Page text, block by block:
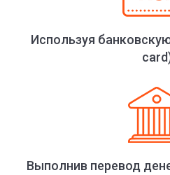
Используя
Выполнив перевод